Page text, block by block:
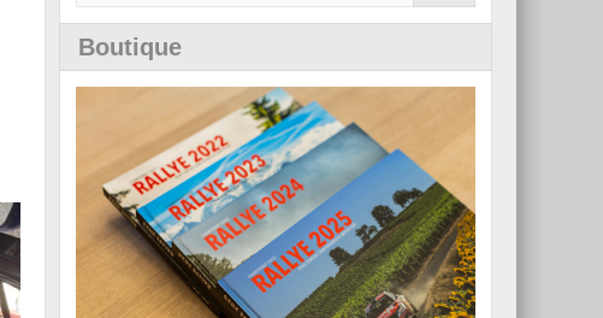
Boutique